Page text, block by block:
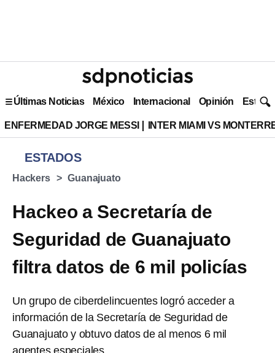
Últimas Noticias México Internacional Opinión Estilo
ENFERMEDAD JORGE MESSI INTER MIAMI VS
ESTADOS
Hackers Guanajuato
Hackeo a Secretaría de
Seguridad de Guanajuato
filtra datos de 6 mil policías
Un grupo de ciberdelincuentes logró acceder a
información de la Secretaría de Seguridad de
Guanajuato y obtuvo datos de al menos 6 mil
agentes especiales